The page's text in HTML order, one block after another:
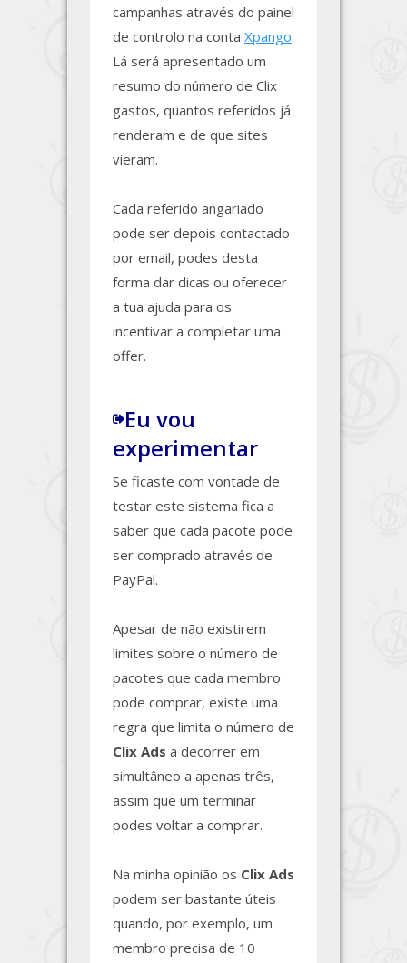
campanhas através do painel
de controlo na conta Xpango.
Lá será apresentado um
resumo do número de Clix
gastos, quantos referidos já
renderam e de que sites
vieram.
Cada referido angariado
pode ser depois contactado
por email, podes desta
forma dar dicas ou oferecer
a tua ajuda para os
incentivar a completar uma
offer.
Eu vou
experimentar
Se ficaste com vontade de
testar este sistema fica a
saber que cada pacote pode
ser comprado através de
PayPal.
Apesar de não existirem
limites sobre o número de
pacotes que cada membro
pode comprar, existe uma
regra que limita o número de
Clix Ads a decorrer em
simultâneo a apenas três,
assim que um terminar
podes voltar a comprar.
Na minha opinião os Clix Ads
podem ser bastante úteis
quando, por exemplo, um
membro precisa de 10